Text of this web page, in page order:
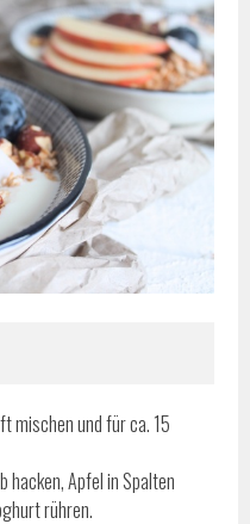
mischen und für ca. 15
hacken, Apfel in Spalten
rühren.